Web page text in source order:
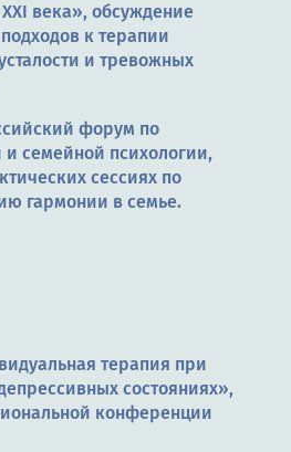
века», обсуждение
к терапии
и тревожных
форум по
и семейной психологии,
сессиях по
гармонии в семье.
терапия при
состояниях»,
конференции